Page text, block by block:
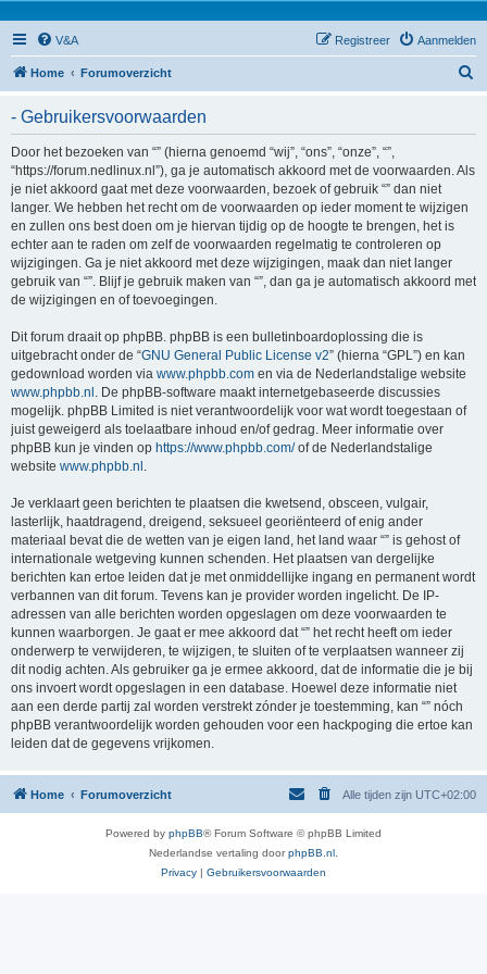
V&A Aanmelden
Registreer
Home Forumoverzicht
- Gebruikersvoorwaarden
Door het bezoeken van “” (hierna genoemd “wij”, “ons”, “onze”, “”,
“https://forum.nedlinux.nl”), ga je automatisch akkoord met de voorwaarden. Als
je niet akkoord gaat met deze voorwaarden, bezoek of gebruik “” dan niet
langer. We hebben het recht om de voorwaarden op ieder moment te wijzigen
en zullen ons best doen om je hiervan tijdig op de hoogte te brengen, het is
echter aan te raden om zelf de voorwaarden regelmatig te controleren op
wijzigingen. Ga je niet akkoord met deze wijzigingen, maak dan niet langer
gebruik van “”. Blijf je gebruik maken van “”, dan ga je automatisch akkoord met
de wijzigingen en of toevoegingen.
Dit forum draait op phpBB. phpBB is een bulletinboardoplossing die is
uitgebracht onder de “GNU General Public License v2” (hierna “GPL”) en kan
gedownload worden via www.phpbb.com en via de Nederlandstalige website
www.phpbb.nl . De phpBB-software maakt internetgebaseerde discussies
mogelijk. phpBB Limited is niet verantwoordelijk voor wat wordt toegestaan of
juist geweigerd als toelaatbare inhoud en/of gedrag. Meer informatie over
phpBB kun je vinden op https://www.phpbb.com/of de Nederlandstalige
website www.phpbb.nl .
Je verklaart geen berichten te plaatsen die kwetsend, obsceen, vulgair,
lasterlijk, haatdragend, dreigend, seksueel georiënteerd of enig ander
materiaal bevat die de wetten van je eigen land, het land waar “” is gehost of
internationale wetgeving kunnen schenden. Het plaatsen van dergelijke
berichten kan ertoe leiden dat je met onmiddellijke ingang en permanent wordt
verbannen van dit forum. Tevens kan je provider worden ingelicht. De IP-
adressen van alle berichten worden opgeslagen om deze voorwaarden te
kunnen waarborgen. Je gaat er mee akkoord dat “” het recht heeft om ieder
onderwerp te verwijderen, te wijzigen, te sluiten of te verplaatsen wanneer zij
dit nodig achten. Als gebruiker ga je ermee akkoord, dat de informatie die je bij
ons invoert wordt opgeslagen in een database. Hoewel deze informatie niet
aan een derde partij zal worden verstrekt zónder je toestemming, kan “” nóch
phpBB verantwoordelijk worden gehouden voor een hackpoging die ertoe kan
leiden dat de gegevens vrijkomen.
Home Forumoverzicht Alle tijden zijn UTC+02:00
Powered by phpBB® Forum Software © phpBB Limited
Nederlandse vertaling doorphpBB.nl
Privacy | Gebruikersvoorwaarden